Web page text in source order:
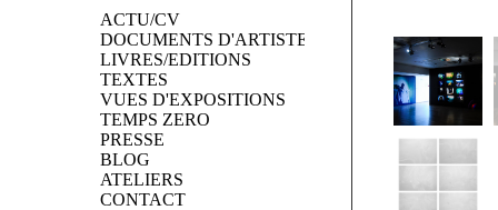
ACTU/CV
DOCUMENTS D'ARTISTES
LIVRES/EDITIONS
TEXTES
VUES D'EXPOSITIONS
TEMPS ZERO
PRESSE
BLOG
ATELIERS
CONTACT